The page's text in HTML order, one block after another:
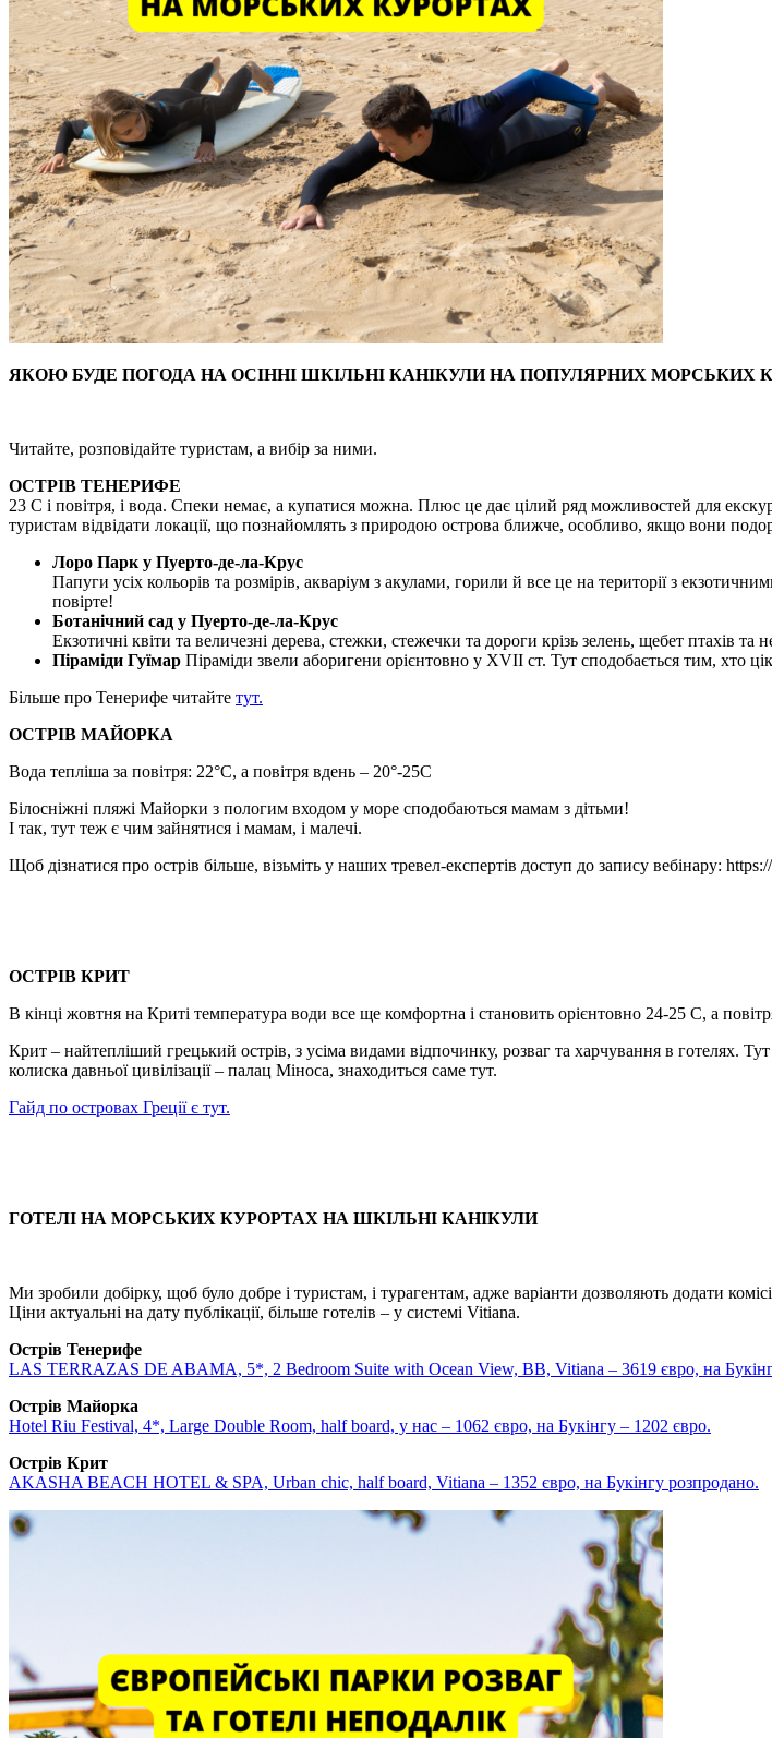
ЯКОЮ БУДЕ ПОГОДА НА ОСІННІ ШКІЛЬНІ КАНІКУЛИ НА ПОПУЛЯРНИХ МОРСЬКИХ
Читайте, розповідайте туристам, а вибір за ними.
ОСТРІВ ТЕНЕРИФЕ
23 С і повітря, і вода. Спеки немає, а купатися можна. Плюс це дає цілий ряд можливостей для
туристам відвідати локації, що познайомлять з природою острова ближче, особливо, якщо вони
Лоро Парк у Пуерто-де-ла-Крус
Папуги усіх кольорів та розмірів, акваріум з акулами, горили й все це на території з
повірте!
Ботанічний сад у Пуерто-де-ла-Крус
Екзотичні квіти та величезні дерева, стежки, стежечки та дороги крізь зелень, щебет птахів та
Піраміди Гуїмар Піраміди звели аборигени орієнтовно у XVII ст. Тут сподобається тим, хто
Більше про Тенерифе читайте тут.
ОСТРІВ МАЙОРКА
Вода тепліша за повітря: 22°C, а повітря вдень – 20°-25C
Білосніжні пляжі Майорки з пологим входом у море сподобаються мамам з дітьми!
І так, тут теж є чим зайнятися і мамам, і малечі.
Щоб дізнатися про острів більше, візьміть у наших тревел-експертів доступ до запису вебінару:
ОСТРІВ КРИТ
В кінці жовтня на Криті температура води все ще комфортна і становить орієнтовно 24-25 С, а
Крит – найтепліший грецький острів, з усіма видами відпочинку, розваг та харчування в готелях.
колиска давньої цивілізації – палац Міноса, знаходиться саме тут.
Гайд по островах Греції є тут.
ГОТЕЛІ НА МОРСЬКИХ КУРОРТАХ НА ШКІЛЬНІ КАНІКУЛИ
Ми зробили добірку, щоб було добре і туристам, і турагентам, адже варіанти дозволяють додати
Ціни актуальні на дату публікації, більше готелів – у системі Vitiana.
Острів Тенерифе
LAS TERRAZAS DE ABAMA, 5*, 2 Bedroom Suite with Ocean View, BB, Vitiana – 3619 євро, на
Острів Майорка
Hotel Riu Festival, 4*, Large Double Room, half board, у нас – 1062 євро, на Букінгу – 1202 євро.
Острів Крит
AKASHA BEACH HOTEL & SPA, Urban chic, half board, Vitiana – 1352 євро, на Букінгу розпродано.